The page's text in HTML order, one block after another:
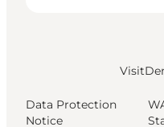
Data Protection
Notice